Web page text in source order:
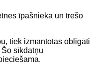
īpašnieka un trešo
tiek izmantotas obligāti
sīkdatņu
politika
Lapas karte